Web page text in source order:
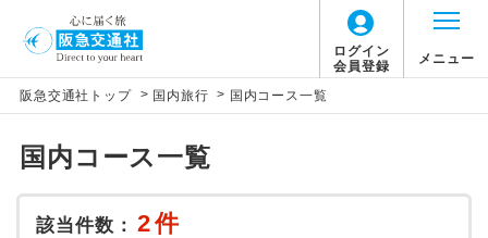
ログイン
会員登録
メニュー
阪急交通社トップ > 国内旅行 > 国内コース一覧
国内コース一覧
該当件数： 2件